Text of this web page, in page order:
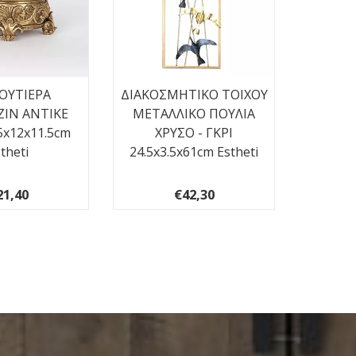
ΑΝΤΙΚΕ
ΔΙΑΚΟΣΜΗΤΙΚΟ ΤΟΙΧΟΥ
ΜΕΤΑΛΛΙΚΟ ΠΟΥΛΙΑ
ΧΡΥΣΟ - ΓΚΡΙ
24.5x3.5x61cm Estheti
€42,30